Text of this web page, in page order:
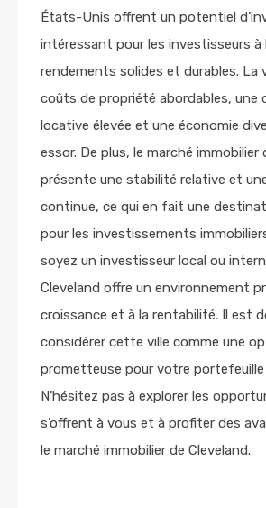
États-Unis offrent un potentiel
intéressant pour les investisseurs à
rendements solides et durables. La
coûts de propriété abordables, une
locative élevée et une économie
essor. De plus, le marché immobilier
présente une stabilité relative et
continue, ce qui en fait une
pour les investissements
soyez un investisseur local ou
Cleveland offre un environnement
croissance et à la rentabilité. Il est
considérer cette ville comme une
prometteuse pour votre portefeuille
N’hésitez pas à explorer les
s’offrent à vous et à profiter des
le marché immobilier de Cleveland.